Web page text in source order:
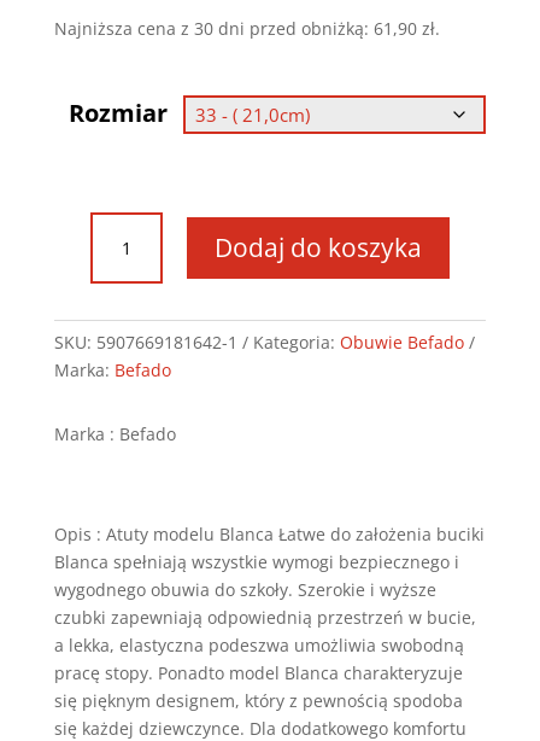
Najniższa cena z 30 dni przed obniżką: 61,90 zł.
Rozmiar
ilość
Obuwie
Befado
116Y302
Dodaj do koszyka
SKU: 5907669181642-1 Kategoria: Obuwie Befado
Marka: Befado
Marka : Befado
Opis : Atuty modelu Blanca Łatwe do założenia buciki
Blanca spełniają wszystkie wymogi bezpiecznego i
wygodnego obuwia do szkoły. Szerokie i wyższe
czubki zapewniają odpowiednią przestrzeń w bucie,
a lekka, elastyczna podeszwa umożliwia swobodną
pracę stopy. Ponadto model Blanca charakteryzuje
się pięknym designem, który z pewnością spodoba
się każdej dziewczynce. Dla dodatkowego komfortu